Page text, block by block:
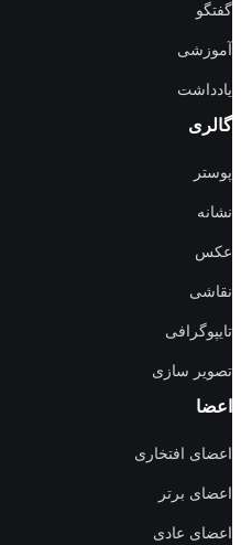
گفتگو
آموزشی
یادداشت
گالری
پوستر
نشانه
عکس
نقاشی
تایپوگرافی
تصویر سازی
اعضا
اعضای افتخاری
اعضای برتر
اعضای عادی